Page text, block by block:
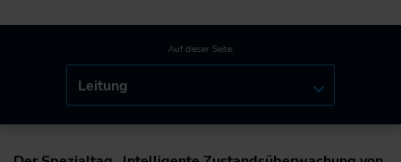
Auf dieser Seite:
Leitung